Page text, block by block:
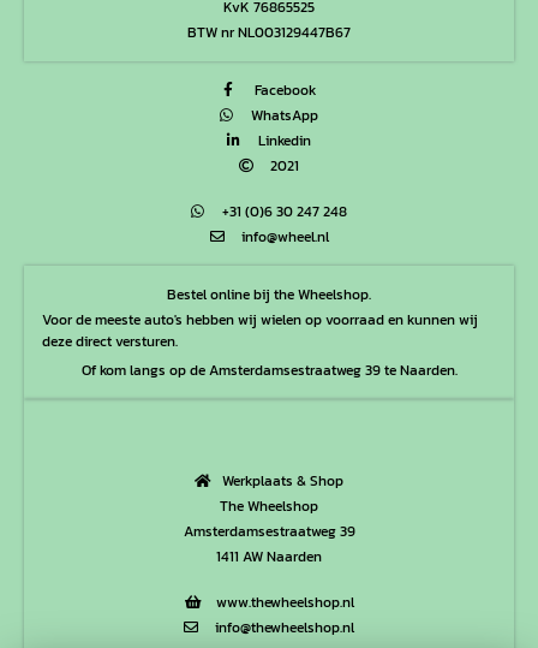
KvK 76865525
BTW nr NL003129447B67
Facebook
WhatsApp
Linkedin
2021
+31 (0)6 30 247 248
info@wheel.nl
Bestel online bij the Wheelshop.
Voor de meeste auto's hebben wij wielen op voorraad en kunnen wij
deze direct versturen.
Of kom langs op de Amsterdamsestraatweg 39 te Naarden.
Werkplaats & Shop
The Wheelshop
Amsterdamsestraatweg 39
1411 AW Naarden
www.thewheelshop.nl
info@thewheelshop.nl